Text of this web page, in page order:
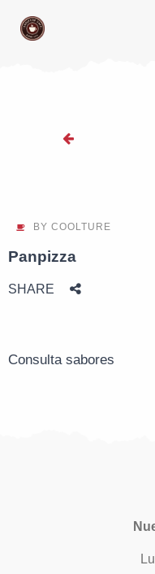
BY COOLTURE
Panpizza
SHARE
Consulta sabores